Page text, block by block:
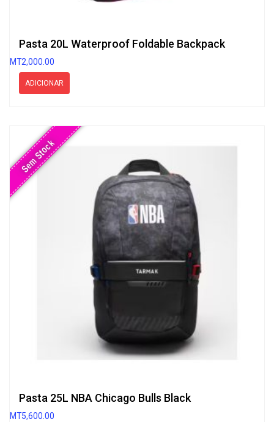
Pasta 20L Waterproof Foldable Backpack
MT2,000.00
ADICIONAR
Sem Stock
Pasta 25L NBA Chicago Bulls Black
MT5,600.00